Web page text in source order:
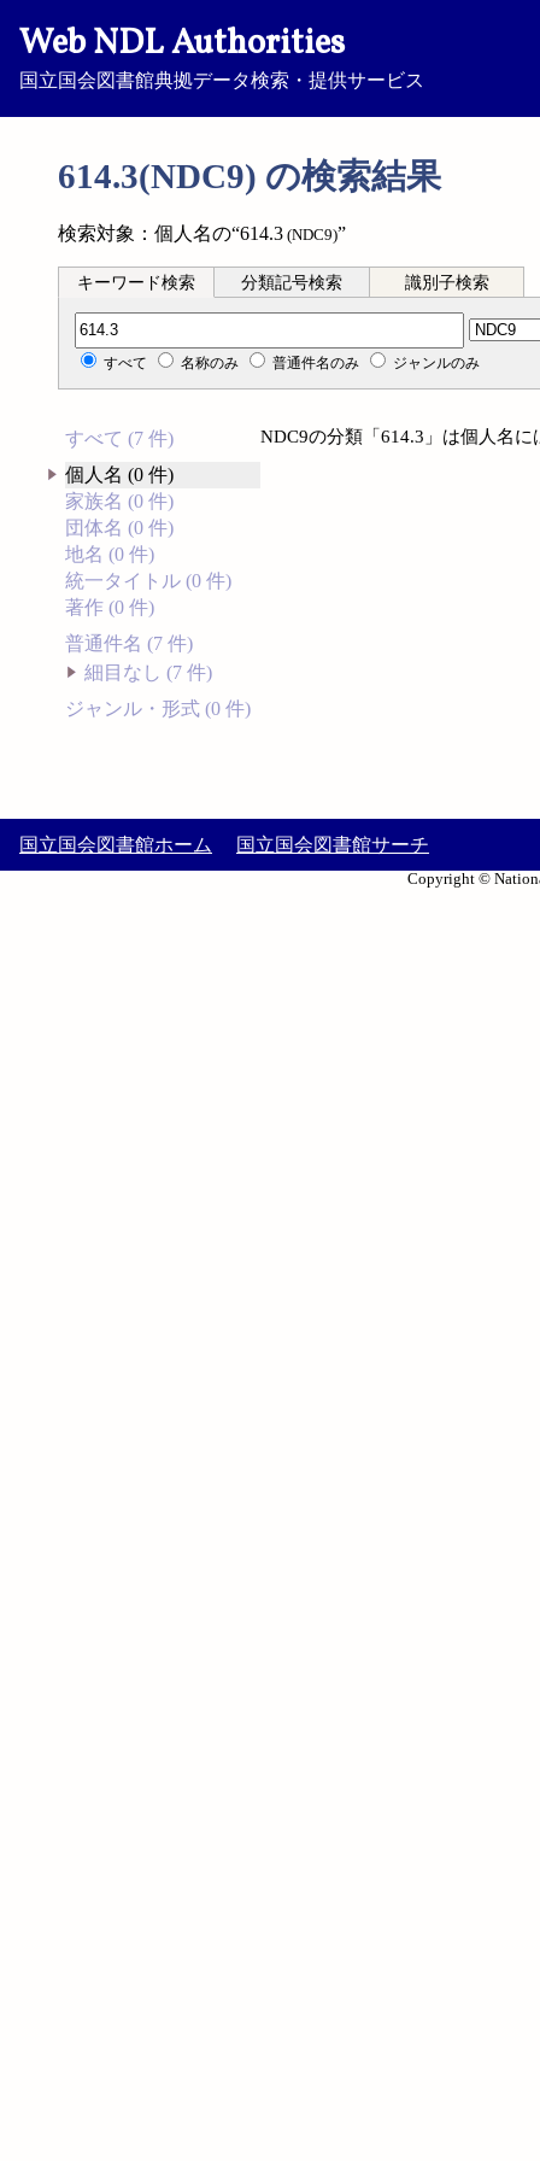
Web NDL Authorities
国立国会図書館典拠データ検索・提供サービス
614.3(NDC9) の検索結果
検索対象：個人名の“614.3 (NDC9)”
キーワード検索 分類記号検索 識別子検索
分類記号検索
すべて 名称のみ 普通件名のみ ジャンルのみ
すべて (7 件)
個人名 (0 件)
家族名 (0 件)
団体名 (0 件)
地名 (0 件)
統一タイトル (0 件)
著作 (0 件)
普通件名 (7 件)
細目なし (7 件)
ジャンル・形式 (0 件)
NDC9の分類「614.3」は個人名
国立国会図書館ホーム 国立国会図書館サーチ
Copyright ©